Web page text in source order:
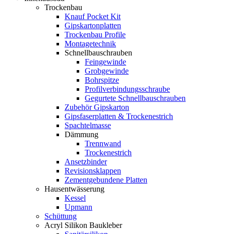
Trockenbau
Knauf Pocket Kit
Gipskartonplatten
Trockenbau Profile
Montagetechnik
Schnellbauschrauben
Feingewinde
Grobgewinde
Bohrspitze
Profilverbindungsschraube
Gegurtete Schnellbauschrauben
Zubehör Gipskarton
Gipsfaserplatten & Trockenestrich
Spachtelmasse
Dämmung
Trennwand
Trockenestrich
Ansetzbinder
Revisionsklappen
Zementgebundene Platten
Hausentwässerung
Kessel
Upmann
Schüttung
Acryl Silikon Baukleber